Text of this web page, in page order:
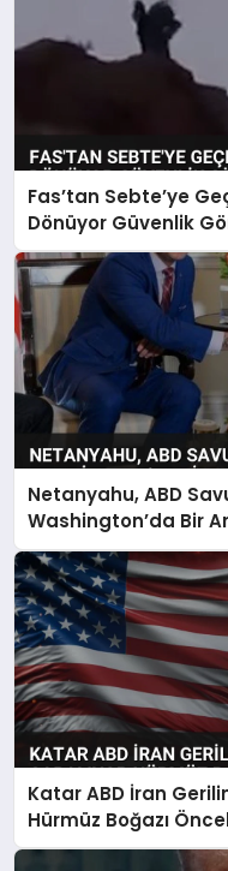
Fas’tan Sebte’ye
Dönüyor Güvenlik
Netanyahu, ABD
Washington’da Bir
Katar ABD İran
Hürmüz Boğazı